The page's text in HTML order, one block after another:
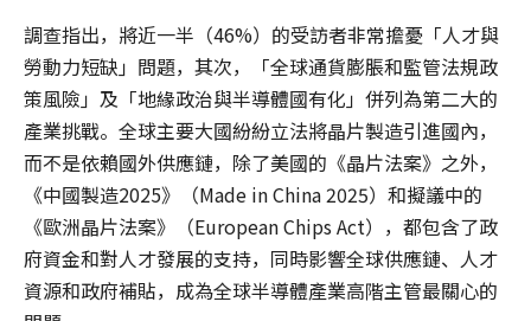
調查指出，將近一半（46%）的受訪者非常擔憂「人才與
勞動力短缺」問題，其次，「全球通貨膨脹和監管法規政
策風險」及「地緣政治與半導體國有化」併列為第二大的
產業挑戰。全球主要大國紛紛立法將晶片製造引進國內，
而不是依賴國外供應鏈，除了美國的《晶片法案》之外，
《中國製造2025》（Made in China 2025）和擬議中的
《歐洲晶片法案》（European Chips Act），都包含了政
府資金和對人才發展的支持，同時影響全球供應鏈、人才
資源和政府補貼，成為全球半導體產業高階主管最關心的